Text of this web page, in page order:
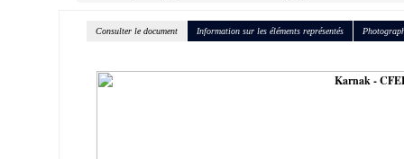
Consulter le document Information sur les éléments représentés